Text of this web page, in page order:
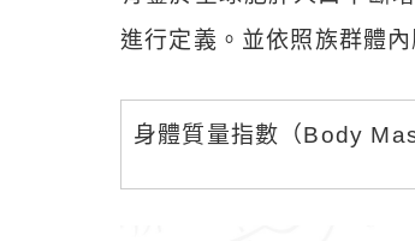
進行定義。並依照族群體
身體質量指數（Body